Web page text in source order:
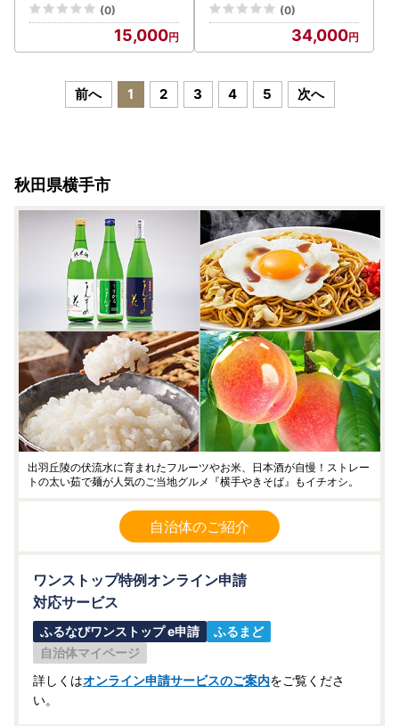
(0)
15,000
(0)
34,000
前へ 1 2 3 4 5 次へ
秋田県横手市
出羽丘陵の伏流水に育まれたフルーツやお米、日本酒が自慢！ストレー
トの太い茹で麺が人気のご当地グルメ『横手やきそば』もイチオシ。
自治体のご紹介
ワンストップ特例オンライン申請
対応サービス
ふるなびワンストップ e申請
ふるまど
自治体マイページ
詳しくはオンライン申請サービスのご案内をご覧くださ
い。